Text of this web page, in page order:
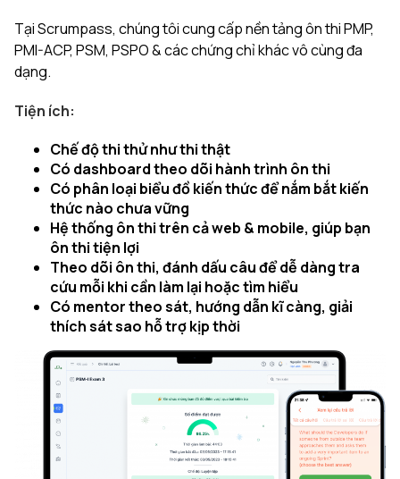
Tại Scrumpass, chúng tôi cung cấp nền tảng ôn thi PMP,
PMI-ACP, PSM, PSPO & các chứng chỉ khác vô cùng đa
dạng.
Tiện ích:
Chế độ thi thử như thi thật
Có dashboard theo dõi hành trình ôn thi
Có phân loại biểu đồ kiến thức để nắm bắt kiến
thức nào chưa vững
Hệ thống ôn thi trên cả web & mobile, giúp bạn
ôn thi tiện lợi
Theo dõi ôn thi, đánh dấu câu để dễ dàng tra
cứu mỗi khi cần làm lại hoặc tìm hiểu
Có mentor theo sát, hướng dẫn kĩ càng, giải
thích sát sao hỗ trợ kịp thời